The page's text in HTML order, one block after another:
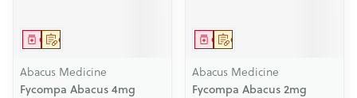
Op voorschrift
Geneesmiddel
Abacus Medicine
Fycompa Abacus 4mg
Op voorschrift
Geneesmiddel
Abacus Medicine
Fycompa Abacus 2mg